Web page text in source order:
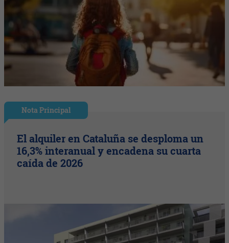
Nota Principal
El alquiler en Cataluña se desploma un
16,3% interanual y encadena su cuarta
caída de 2026